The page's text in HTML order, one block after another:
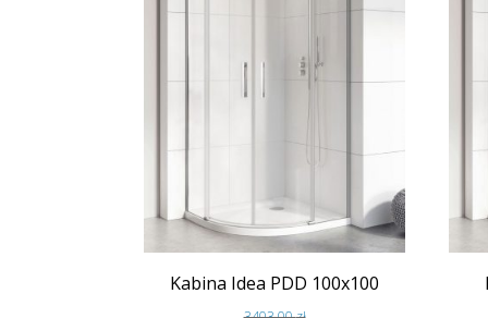
Kabina Idea PDD 100x100